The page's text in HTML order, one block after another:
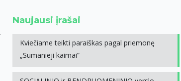
Naujausi įrašai
Kviečiame teikti paraiškas pagal priemonę
„Sumanieji kaimai”